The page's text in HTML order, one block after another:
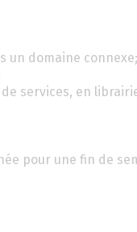
un domaine connexe;
services, en
pour une fin de